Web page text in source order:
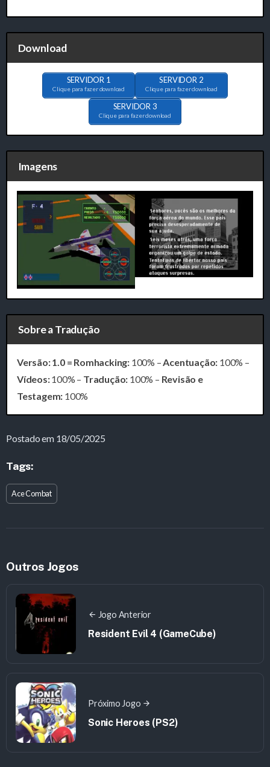
Download
SERVIDOR 1
Clique para fazer download
SERVIDOR 2
Clique para fazer download
SERVIDOR 3
Clique para fazer download
Imagens
Sobre a Tradução
Versão: 1.0 = Romhacking: 100% –Acentuação: 100% –
Vídeos:100% – Tradução: 100% – Revisão e
Testagem: 100%
Postado em 18/05/2025
Tags:
Ace Combat
Outros Jogos
Jogo Anterior
Resident Evil 4 (GameCube)
Próximo Jogo
Sonic Heroes (PS2)